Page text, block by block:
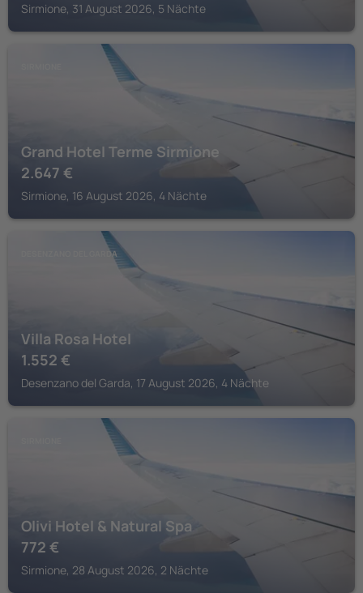
Sirmione, 31 August 2026, 5 Nächte
Grand Hotel Terme Sirmione
2.647 €
Sirmione, 16 August 2026, 4 Nächte
DESENZANO DEL GARDA
Villa Rosa Hotel
1.552 €
Desenzano del Garda, 17 August 2026, 4 Nächte
Olivi Hotel & Natural Spa
772 €
Sirmione, 28 August 2026, 2 Nächte